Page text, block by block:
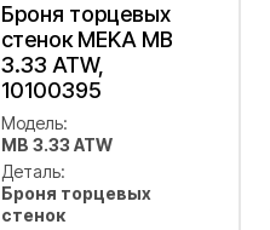
Броня торцевых
стенок MEKA MB
3.33 ATW,
10100395
Модель:
MB 3.33 ATW
Деталь:
Броня торцевых
стенок